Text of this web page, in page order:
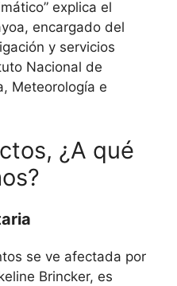
explica el
encargado del
y servicios
Nacional de
Meteorología e
¿A qué
se ve afectada por
Brincker, es